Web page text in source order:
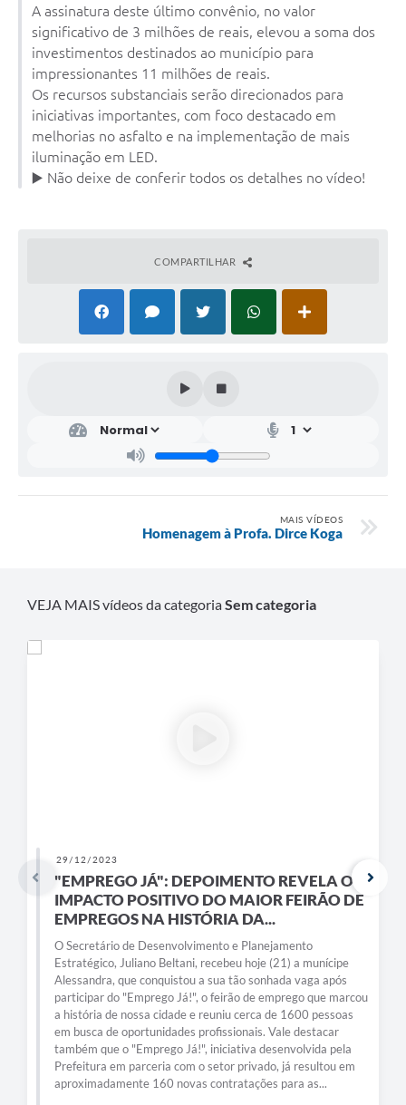
FAQ
Junta Militar
Contato
Lei Orgânica
Educação
Plano de Contingência 2024-2025 Lins/SP
Tributos
A assinatura deste último convênio, no valor
significativo de 3 milhões de reais, elevou a soma dos
investimentos destinados ao município para
impressionantes 11 milhões de reais.
Os recursos substanciais serão direcionados para
iniciativas importantes, com foco destacado em
melhorias no asfalto e na implementação de mais
iluminação em LED.
▶️ Não deixe de conferir todos os detalhes no vídeo!
COMPARTILHAR
MAIS VÍDEOS
Homenagem à Profa. Dirce Koga
VEJA MAIS vídeos da categoriaSem categoria
29/12/2023
"EMPREGO JÁ": DEPOIMENTO REVELA O
IMPACTO POSITIVO DO MAIOR FEIRÃO DE
EMPREGOS NA HISTÓRIA DA...
O Secretário de Desenvolvimento e Planejamento
Estratégico, Juliano Beltani, recebeu hoje (21) a munícipe
Alessandra, que conquistou a sua tão sonhada vaga após
participar do "Emprego Já!", o feirão de emprego que marcou
a história de nossa cidade e reuniu cerca de 1600 pessoas
em busca de oportunidades profissionais. Vale destacar
também que o "Emprego Já!", iniciativa desenvolvida pela
Prefeitura em parceria com o setor privado, já resultou em
aproximadamente 160 novas contratações para as...